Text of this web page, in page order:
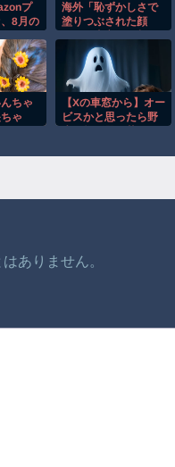
プ
8月の
温50度
海外「恥ずかしさで
塗りつぶされた顔
たと絞り出した5歳」
親が返した一言…
んちゃ
ゃ
【Xの車窓から】オー
ビスかと思ったら野
ありません。